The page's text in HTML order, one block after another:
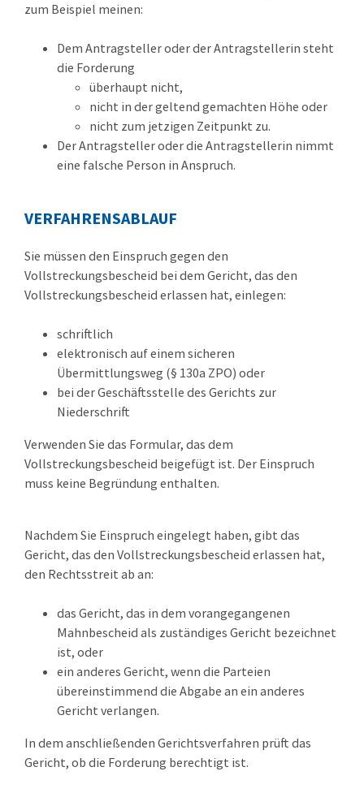
zum Beispiel meinen:
Dem Antragsteller oder der Antragstellerin steht
die Forderung
überhaupt nicht,
nicht in der geltend gemachten Höhe oder
nicht zum jetzigen Zeitpunkt zu.
Der Antragsteller oder die Antragstellerin nimmt
eine falsche Person in Anspruch.
VERFAHRENSABLAUF
Sie müssen den Einspruch gegen den
Vollstreckungsbescheid bei dem Gericht, das den
Vollstreckungsbescheid erlassen hat, einlegen:
schriftlich
elektronisch auf einem sicheren
Übermittlungsweg (§ 130a ZPO) oder
bei der Geschäftsstelle des Gerichts zur
Niederschrift
Verwenden Sie das Formular, das dem
Vollstreckungsbescheid beigefügt ist. Der Einspruch
muss keine Begründung enthalten.
Nachdem Sie Einspruch eingelegt haben, gibt das
Gericht, das den Vollstreckungsbescheid erlassen hat,
den Rechtsstreit ab an:
das Gericht, das in dem vorangegangenen
Mahnbescheid als zuständiges Gericht bezeichnet
ist, oder
ein anderes Gericht, wenn die Parteien
übereinstimmend die Abgabe an ein anderes
Gericht verlangen.
In dem anschließenden Gerichtsverfahren prüft das
Gericht, ob die Forderung berechtigt ist.